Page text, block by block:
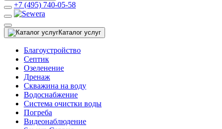
+7 (495) 740-05-58
Каталог услуг
Благоустройство
Септик
Озеленение
Дренаж
Скважина на воду
Водоснабжение
Система очистки воды
Погреба
Видеонаблюдение